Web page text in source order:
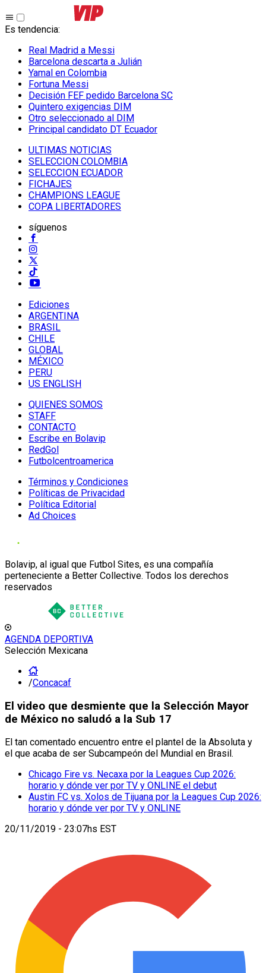
Es tendencia:
Real Madrid a Messi
Barcelona descarta a Julián
Yamal en Colombia
Fortuna Messi
Decisión FEF pedido Barcelona SC
Quintero exigencias DIM
Otro seleccionado al DIM
Principal candidato DT Ecuador
ULTIMAS NOTICIAS
SELECCION COLOMBIA
SELECCION ECUADOR
FICHAJES
CHAMPIONS LEAGUE
COPA LIBERTADORES
síguenos
Ediciones
ARGENTINA
BRASIL
CHILE
GLOBAL
MÉXICO
PERU
US ENGLISH
QUIENES SOMOS
STAFF
CONTACTO
Escribe en Bolavip
RedGol
Futbolcentroamerica
Términos y Condiciones
Políticas de Privacidad
Política Editorial
Ad Choices
Bolavip, al igual que Futbol Sites, es una compañía
perteneciente a Better Collective. Todos los derechos
reservados
AGENDA DEPORTIVA
Selección Mexicana
/Concacaf
El video que desmiente que la Selección Mayor
de México no saludó a la Sub 17
El tan comentado encuentro entre el plantel de la Absoluta y
el que acaba de ser Subcampeón del Mundial en Brasil.
Chicago Fire vs. Necaxa por la Leagues Cup 2026:
horario y dónde ver por TV y ONLINE el debut
Austin FC vs. Xolos de Tijuana por la Leagues Cup 2026:
horario y dónde ver por TV y ONLINE
20/11/2019 - 23:07hs EST